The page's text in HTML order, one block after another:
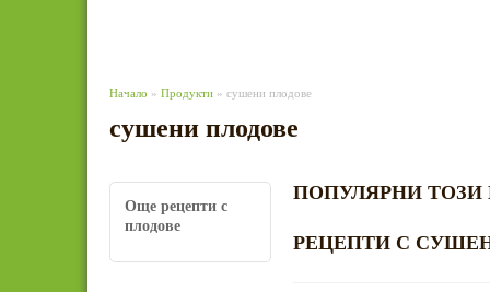
Начало » Продукти » сушени плодове
сушени плодове
Още рецепти с
плодове
ПОПУЛЯРНИ ТОЗИ
РЕЦЕПТИ С